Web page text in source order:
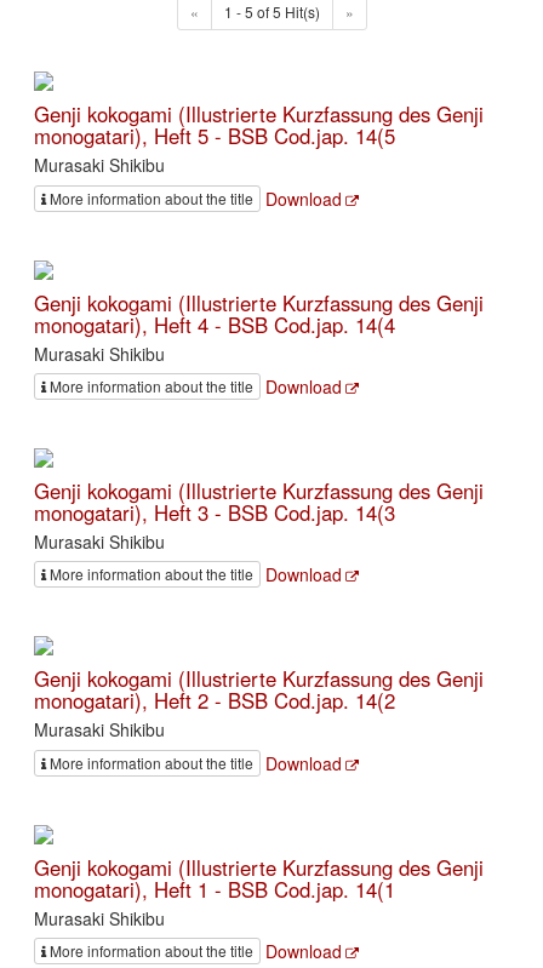
« 1 - 5 of 5 Hit(s) »
Genji kokogami (Illustrierte Kurzfassung des Genji
monogatari), Heft 5 - BSB Cod.jap. 14(5
Murasaki Shikibu
More information about the title Download
Genji kokogami (Illustrierte Kurzfassung des Genji
monogatari), Heft 4 - BSB Cod.jap. 14(4
Murasaki Shikibu
More information about the title Download
Genji kokogami (Illustrierte Kurzfassung des Genji
monogatari), Heft 3 - BSB Cod.jap. 14(3
Murasaki Shikibu
More information about the title Download
Genji kokogami (Illustrierte Kurzfassung des Genji
monogatari), Heft 2 - BSB Cod.jap. 14(2
Murasaki Shikibu
More information about the title Download
Genji kokogami (Illustrierte Kurzfassung des Genji
monogatari), Heft 1 - BSB Cod.jap. 14(1
Murasaki Shikibu
More information about the title Download